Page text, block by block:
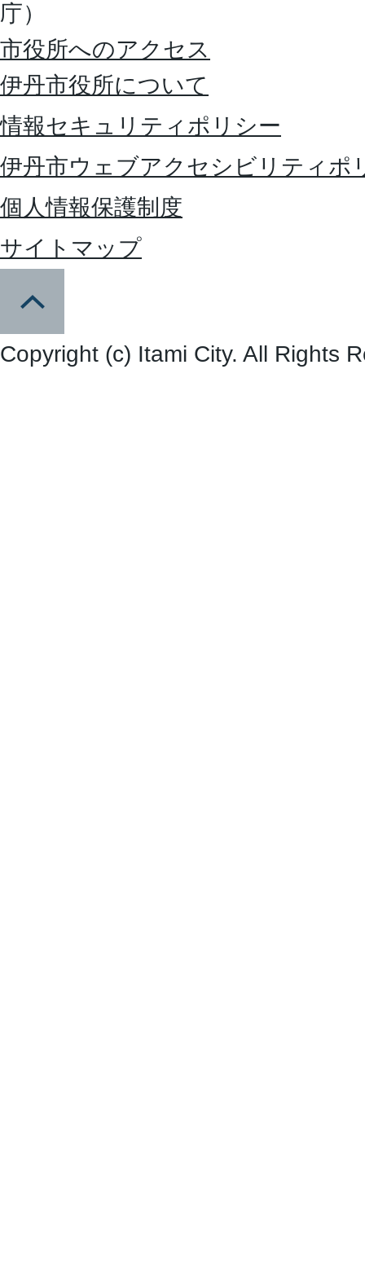
庁）
市役所へのアクセス
伊丹市役所について
情報セキュリティポリシー
伊丹市ウェブアクセシビリティポ
個人情報保護制度
サイトマップ
Copyright (c) Itami City. All Rights